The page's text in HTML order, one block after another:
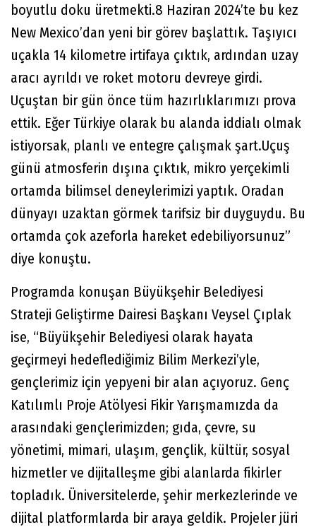
boyutlu doku üretmekti.8 Haziran 2024’te bu kez
New Mexico’dan yeni bir görev başlattık. Taşıyıcı
uçakla 14 kilometre irtifaya çıktık, ardından uzay
aracı ayrıldı ve roket motoru devreye girdi.
Uçuştan bir gün önce tüm hazırlıklarımızı prova
ettik. Eğer Türkiye olarak bu alanda iddialı olmak
istiyorsak, planlı ve entegre çalışmak şart.Uçuş
günü atmosferin dışına çıktık, mikro yerçekimli
ortamda bilimsel deneylerimizi yaptık. Oradan
dünyayı uzaktan görmek tarifsiz bir duyguydu. Bu
ortamda çok azeforla hareket edebiliyorsunuz”
diye konuştu.
Programda konuşan Büyükşehir Belediyesi
Strateji Geliştirme Dairesi Başkanı Veysel Çıplak
ise, “Büyükşehir Belediyesi olarak hayata
geçirmeyi hedeflediğimiz Bilim Merkezi’yle,
gençlerimiz için yepyeni bir alan açıyoruz. Genç
Katılımlı Proje Atölyesi Fikir Yarışmamızda da
arasındaki gençlerimizden; gıda, çevre, su
yönetimi, mimari, ulaşım, gençlik, kültür, sosyal
hizmetler ve dijitalleşme gibi alanlarda fikirler
topladık. Üniversitelerde, şehir merkezlerinde ve
dijital platformlarda bir araya geldik. Projeler jüri